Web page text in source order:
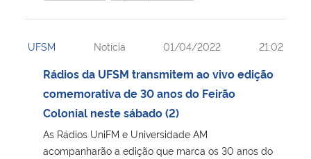
Ministério do Desenvolvimento Regional
Ministério da Mulher, da Família e dos Direitos Humanos
Secretaria-Geral
UFSM Notícia 01/04/2022 21:02
Rádios da UFSM transmitem ao vivo edição
comemorativa de 30 anos do Feirão
Colonial neste sábado (2)
As Rádios UniFM e Universidade AM
acompanharão a edição que marca os 30 anos do